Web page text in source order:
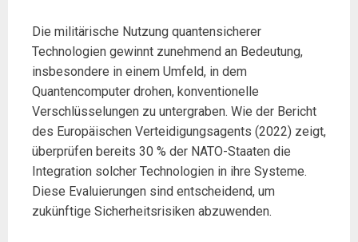
Die militärische Nutzung quantensicherer
Technologien gewinnt zunehmend an Bedeutung,
insbesondere in einem Umfeld, in dem
Quantencomputer drohen, konventionelle
Verschlüsselungen zu untergraben. Wie der Bericht
des Europäischen Verteidigungsagents (2022) zeigt,
überprüfen bereits 30 % der NATO-Staaten die
Integration solcher Technologien in ihre Systeme.
Diese Evaluierungen sind entscheidend, um
zukünftige Sicherheitsrisiken abzuwenden.